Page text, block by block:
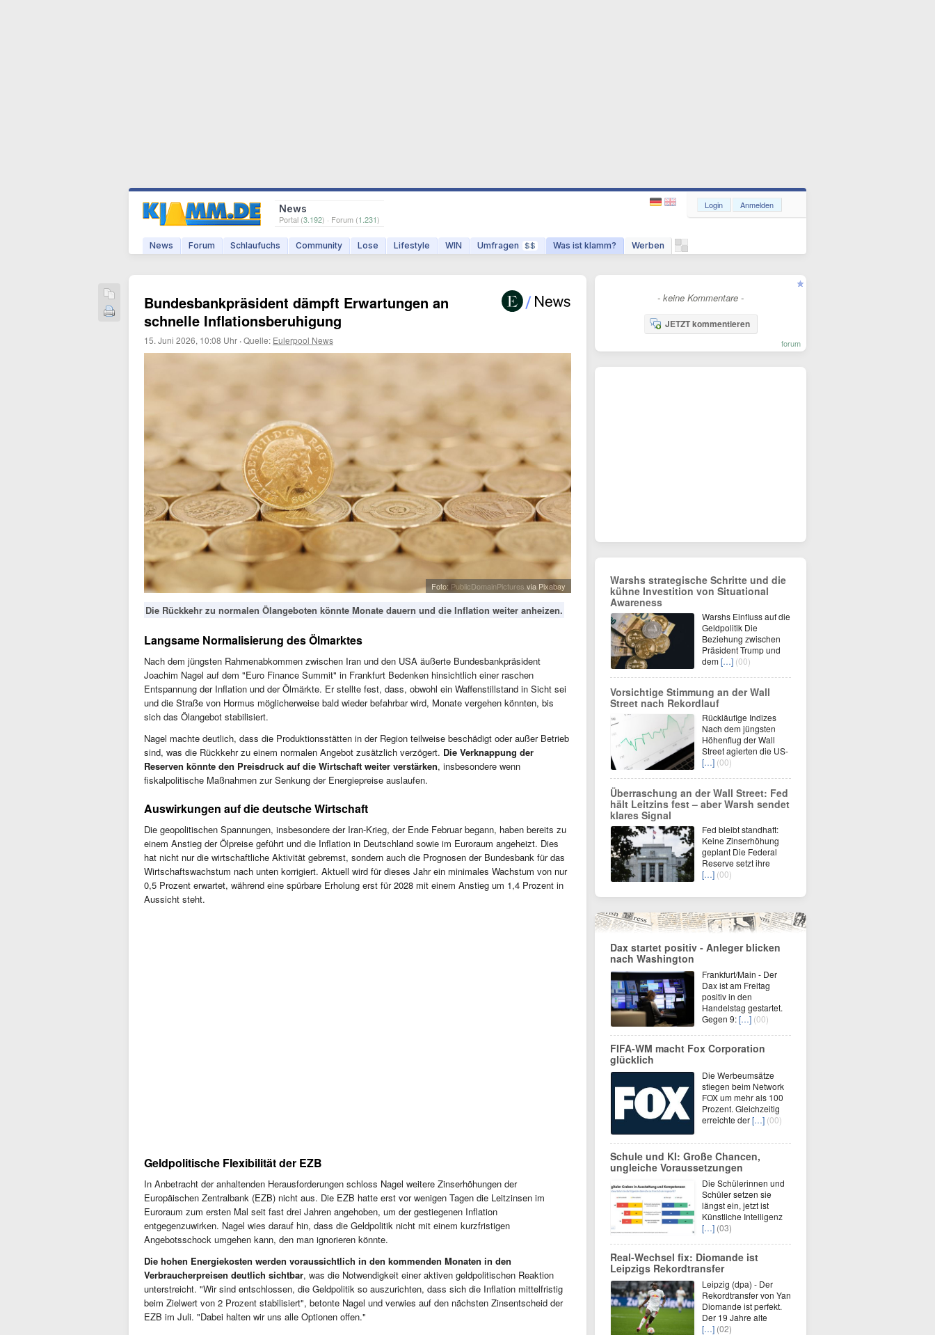
News
Portal (3.192) · Forum (1.231)
News Forum Schlaufuchs Community Lose Lifestyle WIN Umfragen $$ Was ist klamm? Werben
Login Anmelden
Bundesbankpräsident dämpft Erwartungen an
schnelle Inflationsberuhigung
15. Juni 2026, 10:08 Uhr ·Quelle: Eulerpool News
Foto: PublicDomainPictures via Pixabay
Die Rückkehr zu normalen Ölangeboten könnte Monate dauern und die Inflation weiter anheizen.
Langsame Normalisierung des Ölmarktes
Nach dem jüngsten Rahmenabkommen zwischen Iran und den USA äußerte Bundesbankpräsident
Joachim Nagel auf dem "Euro Finance Summit" in Frankfurt Bedenken hinsichtlich einer raschen
Entspannung der Inflation und der Ölmärkte. Er stellte fest, dass, obwohl ein Waffenstillstand in Sicht sei
und die Straße von Hormus möglicherweise bald wieder befahrbar wird, Monate vergehen könnten, bis
sich das Ölangebot stabilisiert.
Nagel machte deutlich, dass die Produktionsstätten in der Region teilweise beschädigt oder außer Betrieb
sind, was die Rückkehr zu einem normalen Angebot zusätzlich verzögert. Die Verknappung der
Reserven könnte den Preisdruck auf die Wirtschaft weiter verstärken, insbesondere wenn
fiskalpolitische Maßnahmen zur Senkung der Energiepreise auslaufen.
Auswirkungen auf die deutsche Wirtschaft
Die geopolitischen Spannungen, insbesondere der Iran-Krieg, der Ende Februar begann, haben bereits zu
einem Anstieg der Ölpreise geführt und die Inflation in Deutschland sowie im Euroraum angeheizt. Dies
hat nicht nur die wirtschaftliche Aktivität gebremst, sondern auch die Prognosen der Bundesbank für das
Wirtschaftswachstum nach unten korrigiert. Aktuell wird für dieses Jahr ein minimales Wachstum von nur
0,5 Prozent erwartet, während eine spürbare Erholung erst für 2028 mit einem Anstieg um 1,4 Prozent in
Aussicht steht.
Geldpolitische Flexibilität der EZB
In Anbetracht der anhaltenden Herausforderungen schloss Nagel weitere Zinserhöhungen der
Europäischen Zentralbank (EZB) nicht aus. Die EZB hatte erst vor wenigen Tagen die Leitzinsen im
Euroraum zum ersten Mal seit fast drei Jahren angehoben, um der gestiegenen Inflation
entgegenzuwirken. Nagel wies darauf hin, dass die Geldpolitik nicht mit einem kurzfristigen
Angebotsschock umgehen kann, den man ignorieren könnte.
Die hohen Energiekosten werden voraussichtlich in den kommenden Monaten in den
Verbraucherpreisen deutlich sichtbar, was die Notwendigkeit einer aktiven geldpolitischen Reaktion
unterstreicht. "Wir sind entschlossen, die Geldpolitik so auszurichten, dass sich die Inflation mittelfristig
beim Zielwert von 2 Prozent stabilisiert", betonte Nagel und verwies auf den nächsten Zinsentscheid der
EZB im Juli. "Dabei halten wir uns alle Optionen offen."
- keine Kommentare -
JETZT kommentieren
forum
Warshs strategische Schritte und die
kühne Investition von Situational
Awareness
Warshs Einfluss auf die
Geldpolitik Die
Beziehung zwischen
Präsident Trump und
dem[…] (00)
Vorsichtige Stimmung an der Wall
Street nach Rekordlauf
Rückläufige Indizes
Nach dem jüngsten
Höhenflug der Wall
Street agierten die US-
[…] (00)
Überraschung an der Wall Street: Fed
hält Leitzins fest – aber Warsh sendet
klares Signal
Fed bleibt standhaft:
Keine Zinserhöhung
geplant Die Federal
Reserve setzt ihre
[…] (00)
Dax startet positiv - Anleger blicken
nach Washington
Frankfurt/Main - Der
Dax ist am Freitag
positiv in den
Handelstag gestartet.
Gegen 9:[…] (00)
FIFA-WM macht Fox Corporation
glücklich
Die Werbeumsätze
stiegen beim Network
FOX um mehr als 100
Prozent. Gleichzeitig
erreichte der[…] (00)
Schule und KI: Große Chancen,
ungleiche Voraussetzungen
Die Schülerinnen und
Schüler setzen sie
längst ein, jetzt ist
Künstliche Intelligenz
[…] (03)
Real-Wechsel fix: Diomande ist
Leipzigs Rekordtransfer
Leipzig (dpa) - Der
Rekordtransfer von Yan
Diomande ist perfekt.
Der 19 Jahre alte
[…] (02)